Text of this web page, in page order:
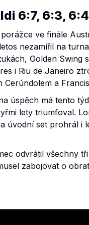
6:7, 6:3, 6:4
ve finále
nezamířil na
Golden Swing
i Riu de Janeiro
Cerúndolem a
úspěch má tento
lety triumfoval.
úvodní set prohrál i
odvrátil všechny
zabojovat o